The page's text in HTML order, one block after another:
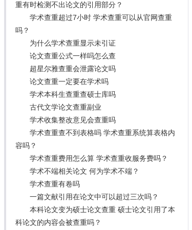
重有时检测不出论文的引用部分？
学术查重超过7小时 学术查重可以从官网查重
吗？
为什么学术查重显示未引证
论文查重公式一样吗怎么查
超星尔雅查重会泄露论文吗
论文查重一定要在学术吗
学术本科生查重查硕士库吗
古代文学论文查重副业
学术收集整改意见会查重吗
学术查重查不到表格吗 学术查重系统算表格内
容吗？
学术查重费用怎么算 学术查重收服务费吗？
学术不端相关论文 何为学术不端？
学术查重有卷吗
一篇文献引用在论文中可以超过三次吗？
本科论文变为硕士论文查重 硕士论文引用了本
科论文的内容会被查重吗？